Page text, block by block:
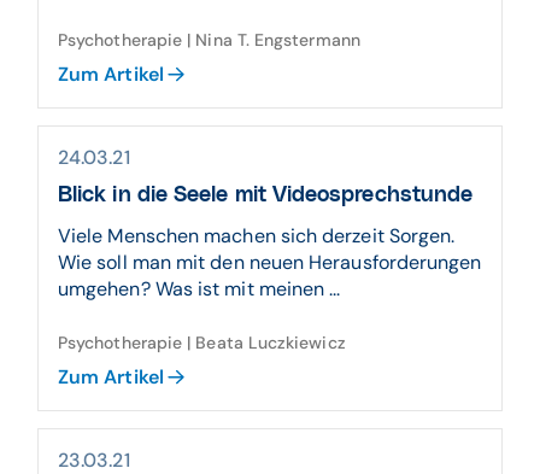
Psychotherapie | Nina T. Engstermann
Zum Artikel
24.03.21
Blick in die Seele mit Videosprechstunde
Viele Menschen machen sich derzeit Sorgen.
Wie soll man mit den neuen Herausforderungen
umgehen? Was ist mit meinen ...
Psychotherapie | Beata Luczkiewicz
Zum Artikel
23.03.21